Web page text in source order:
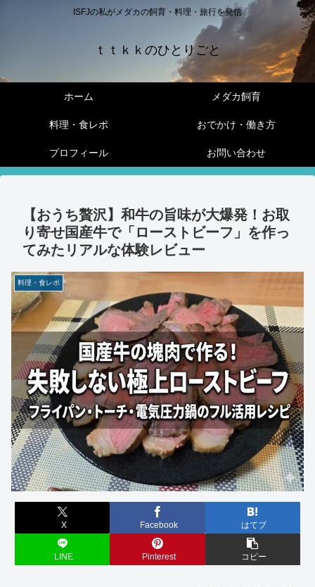
ISFJの私がメダカの飼育・料理・旅行を発信
ｔｔｋｋのひとりごと
ホーム メダカ飼育
料理・食レポ おでかけ・働き方
プロフィール お問い合わせ
【おうち贅沢】和牛の旨味が大爆発！お取
り寄せ国産牛で「ローストビーフ」を作っ
てみたリアルな体験レビュー
料理・食レポ
X Facebook はてブ
LINE Pinterest コピー